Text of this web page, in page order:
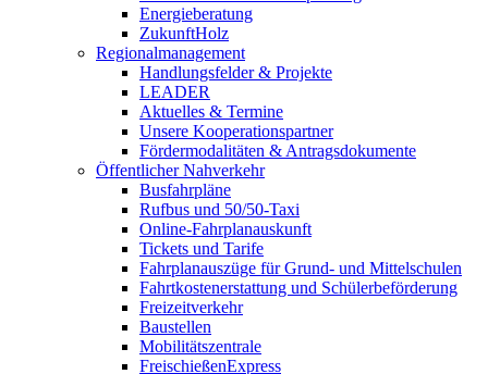
Energieberatung
ZukunftHolz
Regionalmanagement
Handlungsfelder & Projekte
LEADER
Aktuelles & Termine
Unsere Kooperationspartner
Fördermodalitäten & Antragsdokumente
Öffentlicher Nahverkehr
Busfahrpläne
Rufbus und 50/50-Taxi
Online-Fahrplanauskunft
Tickets und Tarife
Fahrplanauszüge für Grund- und Mittelschulen
Fahrtkostenerstattung und Schülerbeförderung
Freizeitverkehr
Baustellen
Mobilitätszentrale
FreischießenExpress